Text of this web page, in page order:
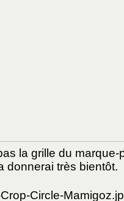
la grille du marque-
donnerai très bientôt.